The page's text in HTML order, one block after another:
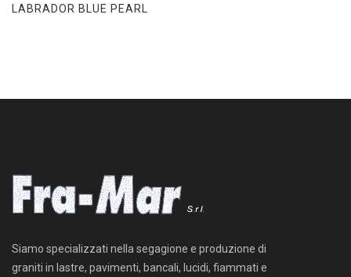
LABRADOR BLUE PEARL
Siamo specializzati nella segagione e produzione di
graniti in lastre, pavimenti, bancali, lucidi, fiammati e